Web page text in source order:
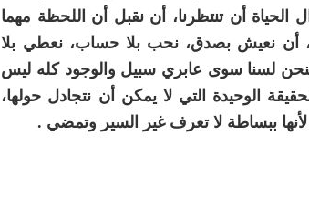
أن تنتظرنا، أن نقبل أن اللحظة مهما
أن نعيش بصدق، نحب بلا حساب، نعطي بلا
لسنا سوى عابري سبيل والوجود كله ليس
الوحيدة التي لا يمكن أن نتجادل حولها،
ببساطة لا تعرف غير السير وتمضي .